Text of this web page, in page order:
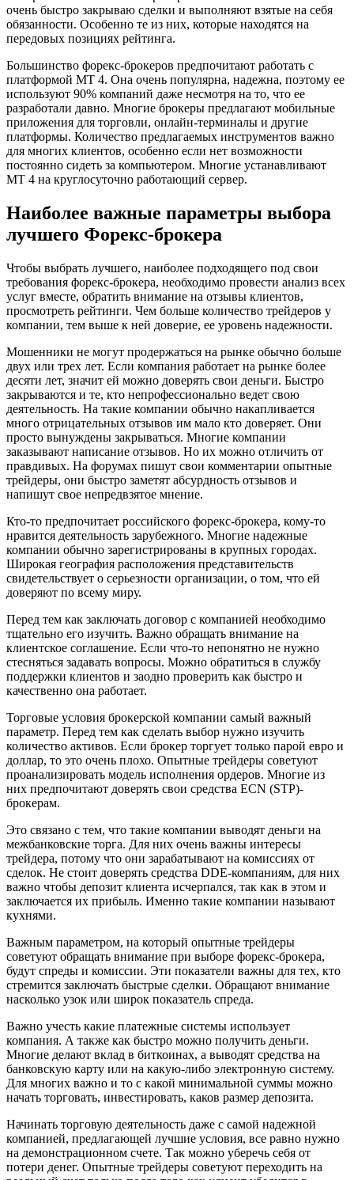
очень быстро закрываю сделки и выполняют взятые на себя
обязанности. Особенно те из них, которые находятся на
передовых позициях рейтинга.
Большинство форекс-брокеров предпочитают работать с
платформой МТ 4. Она очень популярна, надежна, поэтому ее
используют 90% компаний даже несмотря на то, что ее
разработали давно. Многие брокеры предлагают мобильные
приложения для торговли, онлайн-терминалы и другие
платформы. Количество предлагаемых инструментов важно
для многих клиентов, особенно если нет возможности
постоянно сидеть за компьютером. Многие устанавливают
МТ 4 на круглосуточно работающий сервер.
Наиболее важные параметры выбора
лучшего Форекс-брокера
Чтобы выбрать лучшего, наиболее подходящего под свои
требования форекс-брокера, необходимо провести анализ всех
услуг вместе, обратить внимание на отзывы клиентов,
просмотреть рейтинги. Чем больше количество трейдеров у
компании, тем выше к ней доверие, ее уровень надежности.
Мошенники не могут продержаться на рынке обычно больше
двух или трех лет. Если компания работает на рынке более
десяти лет, значит ей можно доверять свои деньги. Быстро
закрываются и те, кто непрофессионально ведет свою
деятельность. На такие компании обычно накапливается
много отрицательных отзывов им мало кто доверяет. Они
просто вынуждены закрываться. Многие компании
заказывают написание отзывов. Но их можно отличить от
правдивых. На форумах пишут свои комментарии опытные
трейдеры, они быстро заметят абсурдность отзывов и
напишут свое непредвзятое мнение.
Кто-то предпочитает российского форекс-брокера, кому-то
нравится деятельность зарубежного. Многие надежные
компании обычно зарегистрированы в крупных городах.
Широкая география расположения представительств
свидетельствует о серьезности организации, о том, что ей
доверяют по всему миру.
Перед тем как заключать договор с компанией необходимо
тщательно его изучить. Важно обращать внимание на
клиентское соглашение. Если что-то непонятно не нужно
стесняться задавать вопросы. Можно обратиться в службу
поддержки клиентов и заодно проверить как быстро и
качественно она работает.
Торговые условия брокерской компании самый важный
параметр. Перед тем как сделать выбор нужно изучить
количество активов. Если брокер торгует только парой евро и
доллар, то это очень плохо. Опытные трейдеры советуют
проанализировать модель исполнения ордеров. Многие из
них предпочитают доверять свои средства ECN (STP)-
брокерам.
Это связано с тем, что такие компании выводят деньги на
межбанковские торга. Для них очень важны интересы
трейдера, потому что они зарабатывают на комиссиях от
сделок. Не стоит доверять средства DDE-компаниям, для них
важно чтобы депозит клиента исчерпался, так как в этом и
заключается их прибыль. Именно такие компании называют
кухнями.
Важным параметром, на который опытные трейдеры
советуют обращать внимание при выборе форекс-брокера,
будут спреды и комиссии. Эти показатели важны для тех, кто
стремится заключать быстрые сделки. Обращают внимание
насколько узок или широк показатель спреда.
Важно учесть какие платежные системы использует
компания. А также как быстро можно получить деньги.
Многие делают вклад в биткоинах, а выводят средства на
банковскую карту или на какую-либо электронную систему.
Для многих важно и то с какой минимальной суммы можно
начать торговать, инвестировать, каков размер депозита.
Начинать торговую деятельность даже с самой надежной
компанией, предлагающей лучшие условия, все равно нужно
на демонстрационном счете. Так можно уберечь себя от
потери денег. Опытные трейдеры советуют переходить на